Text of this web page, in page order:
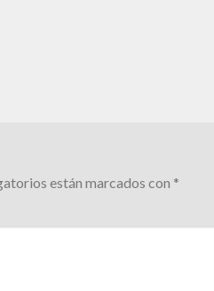
están marcados con *